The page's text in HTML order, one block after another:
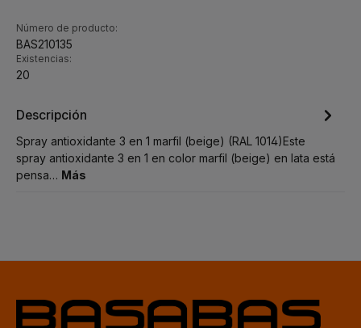
Número de producto:
BAS210135
Existencias:
20
Descripción
Spray antioxidante 3 en 1 marfil (beige) (RAL 1014)Este
spray antioxidante 3 en 1 en color marfil (beige) en lata está
pensa… Más